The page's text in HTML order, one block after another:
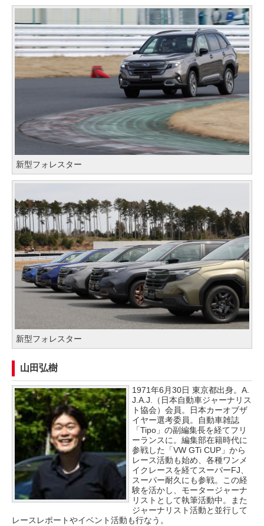
新型フォレスター
新型フォレスター
山田弘樹
1971年6月30日 東京都出身。A.
J.A.J.（日本自動車ジャーナリス
ト協会）会員。日本カーオブザ
イヤー選考委員。自動車雑誌
「Tipo」の副編集長を経てフリ
ーランスに。編集部在籍時代に
参戦した「VW GTi CUP」から
レース活動も始め、各種ワンメ
イクレースを経てスーパーFJ、
スーパー耐久にも参戦。この経
験を活かし、モータージャーナ
リストとして執筆活動中。また
ジャーナリスト活動と並行して
レースレポートやイベント活動も行なう。